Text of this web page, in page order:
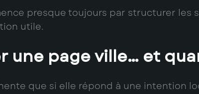
presque toujours par structurer
utile.
une page ville… et
que si elle répond à une intention